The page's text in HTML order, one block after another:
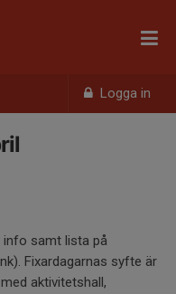
Logga in
info samt lista på
Fixardagarnas syfte är
aktivitetshall,